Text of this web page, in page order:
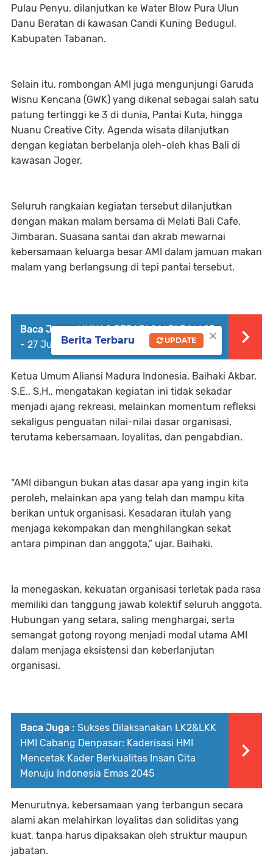
Pulau Penyu, dilanjutkan ke Water Blow Pura Ulun
Danu Beratan di kawasan Candi Kuning Bedugul,
Kabupaten Tabanan.
Selain itu, rombongan AMI juga mengunjungi Garuda
Wisnu Kencana (GWK) yang dikenal sebagai salah satu
patung tertinggi ke 3 di dunia, Pantai Kuta, hingga
Nuanu Creative City. Agenda wisata dilanjutkan
dengan kegiatan berbelanja oleh-oleh khas Bali di
kawasan Joger.
Seluruh rangkaian kegiatan tersebut dilanjutkan
dengan makan malam bersama di Melati Bali Cafe,
Jimbaran. Suasana santai dan akrab mewarnai
kebersamaan keluarga besar AMI dalam jamuan makan
malam yang berlangsung di tepi pantai tersebut.
Baca Juga : MUNAS PERADI SAI Di BALI 25
- 27 Juli 2025
Ketua Umum Aliansi Madura Indonesia, Baihaki Akbar,
S.E., S.H., mengatakan kegiatan ini tidak sekadar
menjadi ajang rekreasi, melainkan momentum refleksi
sekaligus penguatan nilai-nilai dasar organisasi,
terutama kebersamaan, loyalitas, dan pengabdian.
“AMI dibangun bukan atas dasar apa yang ingin kita
peroleh, melainkan apa yang telah dan mampu kita
berikan untuk organisasi. Kesadaran itulah yang
menjaga kekompakan dan menghilangkan sekat
antara pimpinan dan anggota,” ujar. Baihaki.
Ia menegaskan, kekuatan organisasi terletak pada rasa
memiliki dan tanggung jawab kolektif seluruh anggota.
Hubungan yang setara, saling menghargai, serta
semangat gotong royong menjadi modal utama AMI
dalam menjaga eksistensi dan keberlanjutan
organisasi.
Baca Juga : Sukses Dilaksanakan LK2&LKK
HMI Cabang Denpasar: Kaderisasi HMI
Mencetak Kader Berkualitas Insan Cita
Menuju Indonesia Emas 2045
Menurutnya, kebersamaan yang terbangun secara
alami akan melahirkan loyalitas dan soliditas yang
kuat, tanpa harus dipaksakan oleh struktur maupun
jabatan.
×
Berita Terbaru UPDATE